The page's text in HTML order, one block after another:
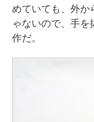
めていても、外か
ゃないので、手を
作だ。